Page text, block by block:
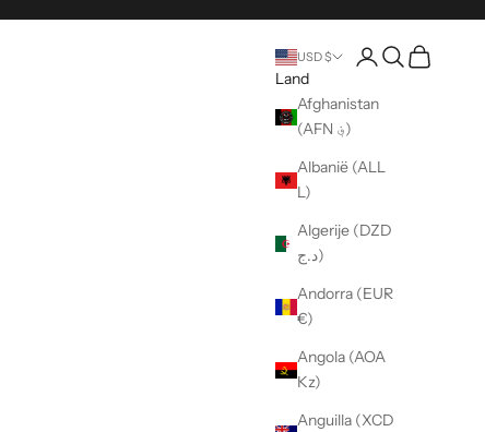
USD $
Land
Afghanistan
(AFN ؋)
Albanië (ALL
L)
Algerije (DZD
د.ج)
Andorra (EUR
€)
Angola (AOA
Kz)
Anguilla (XCD
Pagina rekening
Open zoeken
Wagen